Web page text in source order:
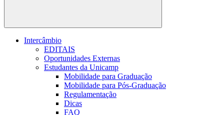
Buscar
Intercâmbio
EDITAIS
Oportunidades Externas
Estudantes da Unicamp
Mobilidade para Graduação
Mobilidade para Pós-Graduação
Regulamentação
Dicas
FAQ